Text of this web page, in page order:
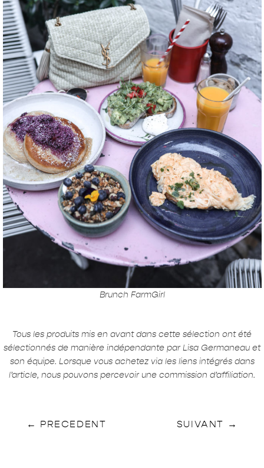
Brunch FarmGirl
Tous les produits mis en avant dans cette sélection ont été
sélectionnés de manière indépendante par Lisa Germaneau et
son équipe. Lorsque vous achetez via les liens intégrés dans
l’article, nous pouvons percevoir une commission d’affiliation.
← PRECEDENT SUIVANT →